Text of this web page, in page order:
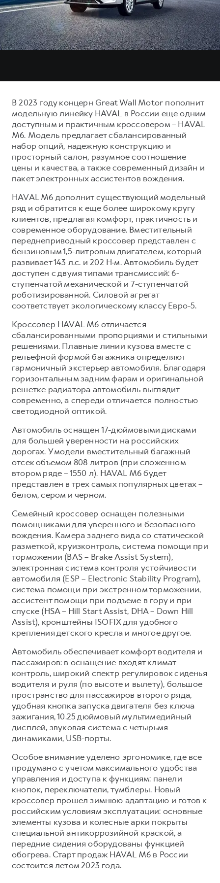
DARGO
от 3 199 000 ₽
DARGO X
от 3 499 000 ₽
F7
от 2 899 000 ₽ от 3 599 000 ₽
POER
от 3 449 000 ₽
Тест-драйв
Трейд-ин
Кредитный калькулятор
Кредит
КОРПОРАТИВНЫМ КЛИЕНТАМ
Для малого бизнеса
Корпоративным клиентам
Система управления автопарком
Сервис для корпоративных клиентов
HAVAL Лизинг
АКСЕССУАРЫ HAVAL
Автомобильные аксессуары
Коллекция CITY
Коллекция Детская
СЕРВИСНОЕ ОБСЛУЖИВАНИЕ
Нулевое ТО
Программа «Помощь на дороге»
Электронный ПТС
ПОДДЕРЖКА
GWM Безопасность
Гарантия HAVAL
Мобильное приложение GWM
Программа «HAVAL Защита+»
Подписки
АКСЕССУАРЫ HAVAL
Автомобильные аксессуары
Коллекция CITY
Коллекция Базовая
Коллекция Детская
О дилере
Наша команда
Контакты
В 2023 году концерн Great Wall Motor пополнит
модельную линейку HAVAL в России еще одним
доступным и практичным кроссовером – HAVAL
M6. Модель предлагает сбалансированный
набор опций, надежную конструкцию и
просторный салон, разумное соотношение
цены и качества, а также современный дизайн и
пакет электронных ассистентов вождения.
HAVAL M6 дополнит существующий модельный
ряд и обратится к еще более широкому кругу
клиентов, предлагая комфорт, практичность и
современное оборудование. Вместительный
переднеприводный кроссовер представлен с
бензиновым 1,5-литровым двигателем, который
развивает 143 л.с. и 202 Н·м. Автомобиль будет
доступен с двумя типами трансмиссий: 6-
ступенчатой механической и 7-ступенчатой
роботизированной. Силовой агрегат
соответствует экологическому классу Евро-5.
Кроссовер HAVAL M6 отличается
сбалансированными пропорциями и стильными
решениями. Плавные линии кузова вместе с
рельефной формой багажника определяют
гармоничный экстерьер автомобиля. Благодаря
горизонтальным задним фарам и оригинальной
решетке радиатора автомобиль выглядит
современно, а спереди отличается полностью
светодиодной оптикой.
Автомобиль оснащен 17-дюймовыми дисками
для большей уверенности на российских
дорогах. У модели вместительный багажный
отсек объемом 808 литров (при сложенном
втором ряде – 1550 л). HAVAL M6 будет
представлен в трех самых популярных цветах –
белом, сером и черном.
Семейный кроссовер оснащен полезными
помощниками для уверенного и безопасного
вождения. Камера заднего вида со статической
разметкой, круизконтроль, система помощи при
торможении (BAS – Brake Assist System),
электронная система контроля устойчивости
автомобиля (ESP – Electronic Stability Program),
система помощи при экстренном торможении,
ассистент помощи при подъеме в гору и при
спуске (HSA – Hill Start Assist, DHA – Down Hill
Assist), кронштейны ISOFIX для удобного
крепления детского кресла и многое другое.
Автомобиль обеспечивает комфорт водителя и
пассажиров: в оснащение входят климат-
контроль, широкий спектр регулировок сиденья
водителя и руля (по высоте и вылету), большое
пространство для пассажиров второго ряда,
удобная кнопка запуска двигателя без ключа
зажигания, 10.25 дюймовый мультимедийный
дисплей, звуковая система с четырьмя
динамиками, USB-порты.
Особое внимание уделено эргономике, где все
продумано с учетом максимального удобства
управления и доступа к функциям: панели
кнопок, переключатели, тумблеры. Новый
кроссовер прошел зимнюю адаптацию и готов к
российским условиям эксплуатации: основные
элементы кузова и колесные арки покрыты
специальной антикоррозийной краской, а
передние сидения оборудованы функцией
обогрева. Старт продаж HAVAL M6 в России
состоится летом 2023 года.